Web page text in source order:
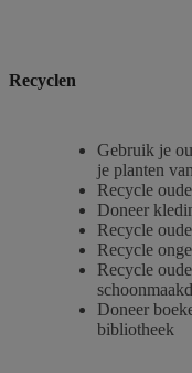
Recyclen
Gebruik je
je planten
Recycle
Doneer
Recycle
Recycle
Recycle
Doneer
bibliotheek